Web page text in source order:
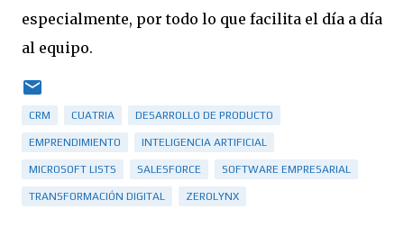
especialmente, por todo lo que facilita el día a día
al equipo.
CRM CUATRIA DESARROLLO DE PRODUCTO
EMPRENDIMIENTO INTELIGENCIA ARTIFICIAL
MICROSOFT LISTS SALESFORCE SOFTWARE EMPRESARIAL
TRANSFORMACIÓN DIGITAL ZEROLYNX